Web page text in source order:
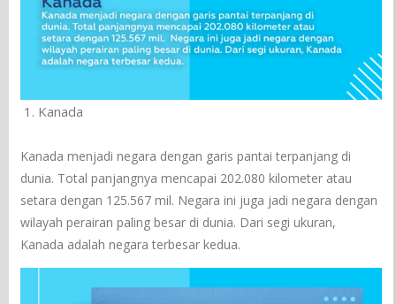
Kanada
Kanada menjadi negara dengan garis pantai terpanjang di
dunia. Total panjangnya mencapai 202.080 kilometer atau
setara dengan 125.567 mil. Negara ini juga jadi negara dengan
wilayah perairan paling besar di dunia. Dari segi ukuran,
Kanada adalah negara terbesar kedua.